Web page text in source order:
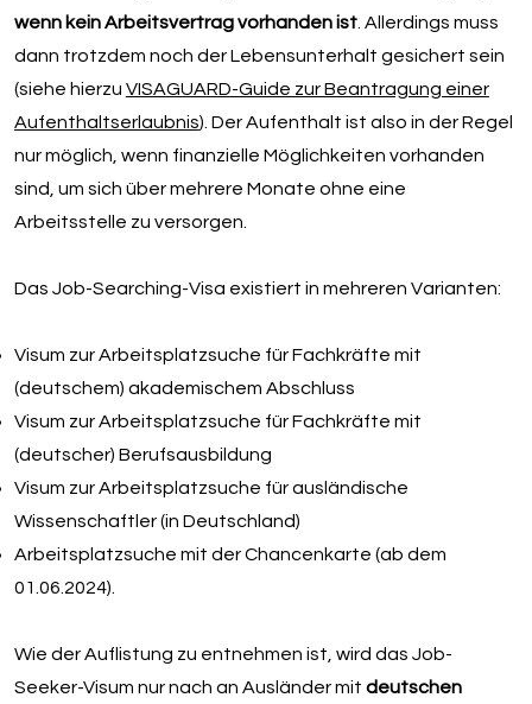
wenn kein Arbeitsvertrag vorhanden ist. Allerdings muss
dann trotzdem noch der Lebensunterhalt gesichert sein
(siehe hierzu VISAGUARD-Guide zur Beantragung einer
Aufenthaltserlaubnis). Der Aufenthalt ist also in der Regel
nur möglich, wenn finanzielle Möglichkeiten vorhanden
sind, um sich über mehrere Monate ohne eine
Arbeitsstelle zu versorgen.
Das Job-Searching-Visa existiert in mehreren Varianten:
Visum zur Arbeitsplatzsuche für Fachkräfte mit
(deutschem) akademischem Abschluss
Visum zur Arbeitsplatzsuche für Fachkräfte mit
(deutscher) Berufsausbildung
Visum zur Arbeitsplatzsuche für ausländische
Wissenschaftler (in Deutschland)
Arbeitsplatzsuche mit der Chancenkarte (ab dem
01.06.2024).
Wie der Auflistung zu entnehmen ist, wird das Job-
Seeker-Visum nur nach an Ausländer mit deutschen